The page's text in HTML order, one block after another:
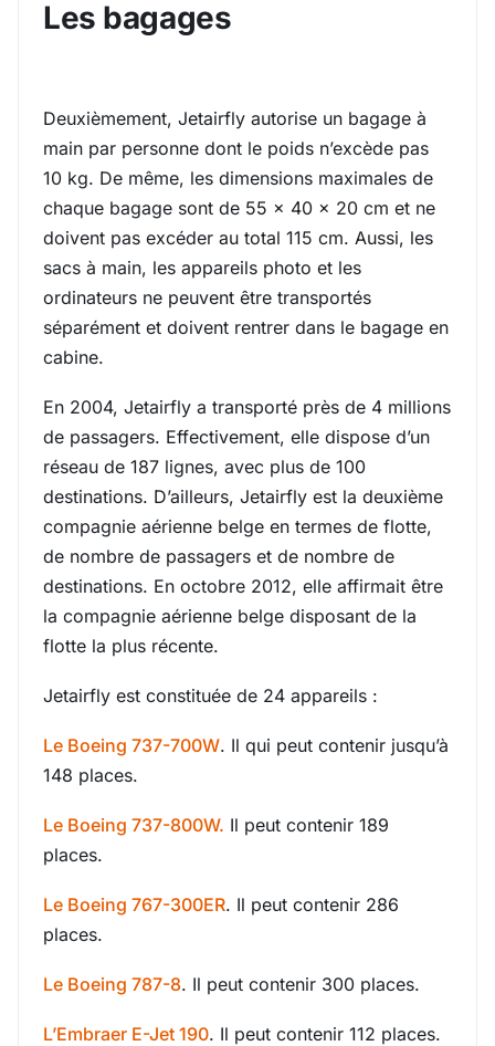
Les bagages
Deuxièmement, Jetairfly autorise un bagage à
main par personne dont le poids n’excède pas
10 kg. De même, les dimensions maximales de
chaque bagage sont de 55 x 40 x 20 cm et ne
doivent pas excéder au total 115 cm. Aussi, les
sacs à main, les appareils photo et les
ordinateurs ne peuvent être transportés
séparément et doivent rentrer dans le bagage en
cabine.
En 2004, Jetairfly a transporté près de 4 millions
de passagers. Effectivement, elle dispose d’un
réseau de 187 lignes, avec plus de 100
destinations. D’ailleurs, Jetairfly est la deuxième
compagnie aérienne belge en termes de flotte,
de nombre de passagers et de nombre de
destinations. En octobre 2012, elle affirmait être
la compagnie aérienne belge disposant de la
flotte la plus récente.
Jetairfly est constituée de 24 appareils :
Le Boeing 737-700W. Il qui peut contenir jusqu’à
148 places.
Le Boeing 737-800W. Il peut contenir 189
places.
Le Boeing 767-300ER. Il peut contenir 286
places.
Le Boeing 787-8. Il peut contenir 300 places.
L’Embraer E-Jet 190. Il peut contenir 112 places.